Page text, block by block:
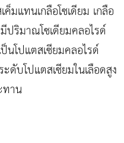
มแทนเกลือโซเดียม เกลือ
ปริมาณโซเดียมคลอไรด์
โปแตสเซียมคลอไรด์
ดับโปแตสเซียมในเลือดสูง
าน